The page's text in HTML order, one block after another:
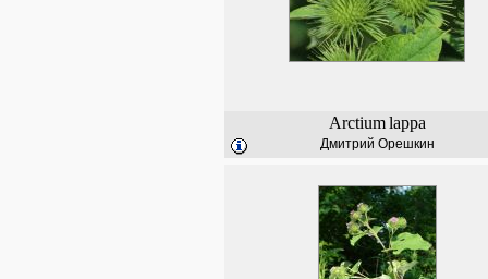
Arctium lappa
Дмитрий Орешкин